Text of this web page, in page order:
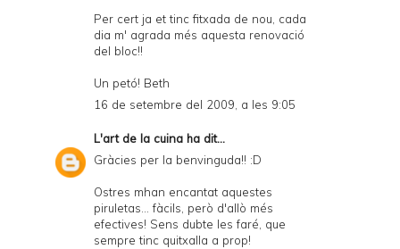
Per cert ja et tinc fitxada de nou, cada
dia m' agrada més aquesta renovació
del bloc!!
Un petó! Beth
16 de setembre del 2009, a les 9:05
L'art de la cuina ha dit...
Gràcies per la benvinguda!! :D
Ostres mhan encantat aquestes
piruletas... fàcils, però d'allò més
efectives! Sens dubte les faré, que
sempre tinc quitxalla a prop!